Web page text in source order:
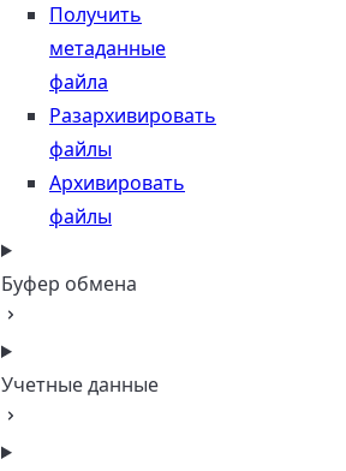
Получить
метаданные
файла
Разархивировать
файлы
Архивировать
файлы
Буфер обмена
Учетные данные